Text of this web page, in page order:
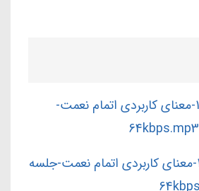
14010518-معنای کاربردی اتمام نعمت-
14010519-معنای کاربردی اتمام نعمت-جلسه